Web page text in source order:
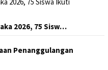
2026, 75 Sisw…
Penanggulangan